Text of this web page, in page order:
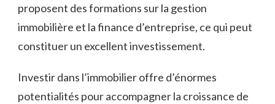
proposent des formations sur la gestion
immobilière et la finance d’entreprise, ce qui peut
constituer un excellent investissement.
Investir dans l’immobilier offre d’énormes
potentialités pour accompagner la croissance de